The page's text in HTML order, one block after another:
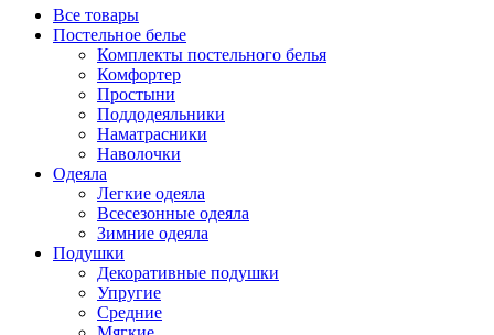
Все товары
Постельное белье
Комплекты постельного белья
Комфортер
Простыни
Поддодеяльники
Наматрасники
Наволочки
Одеяла
Легкие одеяла
Всесезонные одеяла
Зимние одеяла
Подушки
Декоративные подушки
Упругие
Средние